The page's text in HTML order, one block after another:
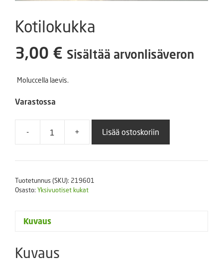
Kotilokukka
3,00 € Sisältää arvonlisäveron
Moluccella laevis.
Varastossa
-
Kotilokukka
+ Lisää ostoskoriin
Tuotetunnus (SKU): 219601
Osasto: Yksivuotiset kukat
Kuvaus
Kuvaus